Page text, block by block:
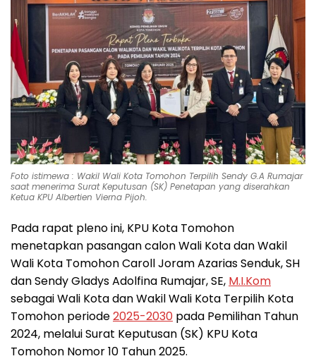
Foto istimewa : Wakil Wali Kota Tomohon Terpilih Sendy G.A Rumajar
saat menerima Surat Keputusan (SK) Penetapan yang diserahkan
Ketua KPU Albertien Vierna Pijoh.
Pada rapat pleno ini, KPU Kota Tomohon
menetapkan pasangan calon Wali Kota dan Wakil
Wali Kota Tomohon Caroll Joram Azarias Senduk, SH
dan Sendy Gladys Adolfina Rumajar, SE, M.I.Kom
sebagai Wali Kota dan Wakil Wali Kota Terpilih Kota
Tomohon periode2025-2030 pada Pemilihan Tahun
2024, melalui Surat Keputusan (SK) KPU Kota
Tomohon Nomor 10 Tahun 2025.